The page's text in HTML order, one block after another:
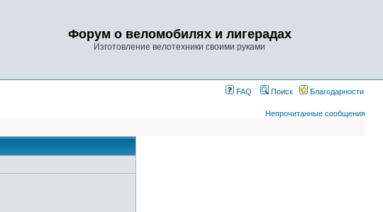
Форум о веломобилях и лигерадах
Изготовление велотехники своими руками
FAQ Поиск Благодарности
Непрочитанные сообщения